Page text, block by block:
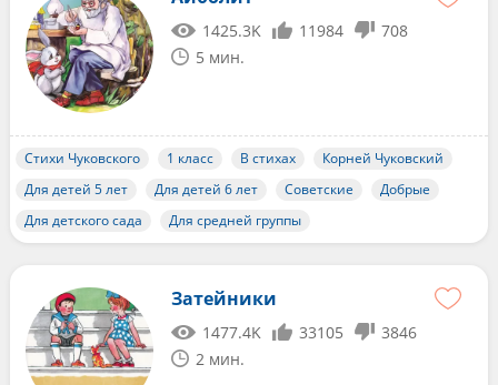
1425.3K 11984
708
5 мин.
Стихи Чуковского 1 класс В стихах
Корней Чуковский
Для детей 5 лет
Для детей 6 лет Советские
Добрые
Для детского сада
Для средней группы
Затейники
1477.4K 33105
3846
2 мин.